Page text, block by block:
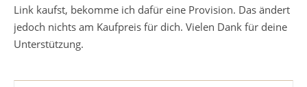
Link kaufst, bekomme ich dafür eine Provision. Das ändert
jedoch nichts am Kaufpreis für dich. Vielen Dank für deine
Unterstützung.